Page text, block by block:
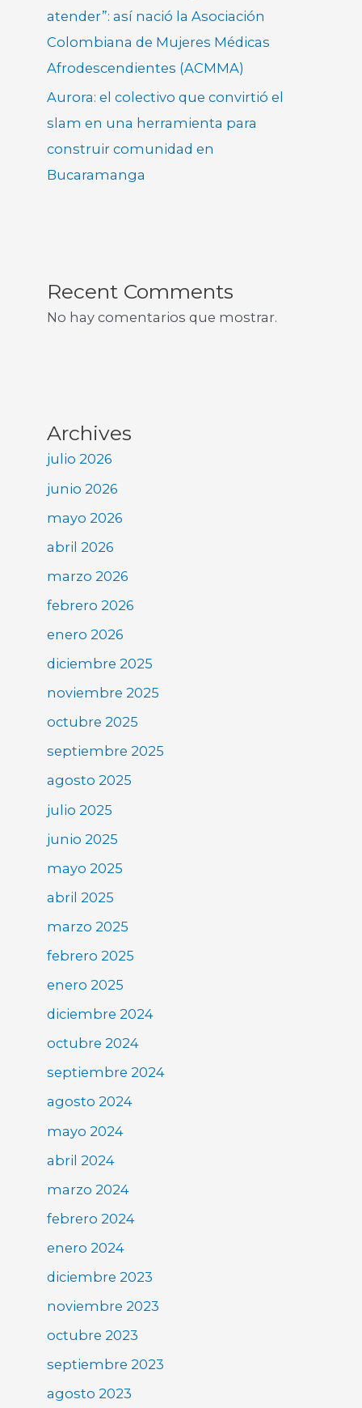
atender”: así nació la Asociación
Colombiana de Mujeres Médicas
Afrodescendientes (ACMMA)
Aurora: el colectivo que convirtió el
slam en una herramienta para
construir comunidad en
Bucaramanga
Recent Comments
No hay comentarios que mostrar.
Archives
julio 2026
junio 2026
mayo 2026
abril 2026
marzo 2026
febrero 2026
enero 2026
diciembre 2025
noviembre 2025
octubre 2025
septiembre 2025
agosto 2025
julio 2025
junio 2025
mayo 2025
abril 2025
marzo 2025
febrero 2025
enero 2025
diciembre 2024
octubre 2024
septiembre 2024
agosto 2024
mayo 2024
abril 2024
marzo 2024
febrero 2024
enero 2024
diciembre 2023
noviembre 2023
octubre 2023
septiembre 2023
agosto 2023